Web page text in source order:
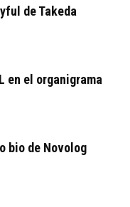
de Takeda
en el organigrama
bio de Novolog